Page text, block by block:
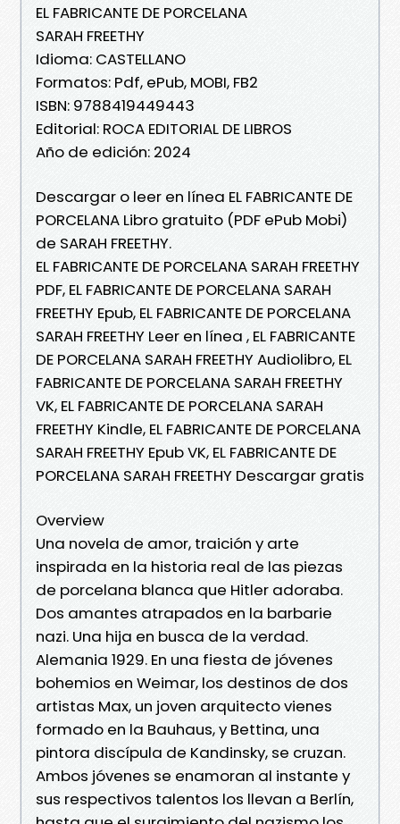
EL FABRICANTE DE PORCELANA
SARAH FREETHY
Idioma: CASTELLANO
Formatos: Pdf, ePub, MOBI, FB2
ISBN: 9788419449443
Editorial: ROCA EDITORIAL DE LIBROS
Año de edición: 2024
Descargar o leer en línea EL FABRICANTE DE
PORCELANA Libro gratuito (PDF ePub Mobi)
de SARAH FREETHY.
EL FABRICANTE DE PORCELANA SARAH FREETHY
PDF, EL FABRICANTE DE PORCELANA SARAH
FREETHY Epub, EL FABRICANTE DE PORCELANA
SARAH FREETHY Leer en línea , EL FABRICANTE
DE PORCELANA SARAH FREETHY Audiolibro, EL
FABRICANTE DE PORCELANA SARAH FREETHY
VK, EL FABRICANTE DE PORCELANA SARAH
FREETHY Kindle, EL FABRICANTE DE PORCELANA
SARAH FREETHY Epub VK, EL FABRICANTE DE
PORCELANA SARAH FREETHY Descargar gratis
Overview
Una novela de amor, traición y arte
inspirada en la historia real de las piezas
de porcelana blanca que Hitler adoraba.
Dos amantes atrapados en la barbarie
nazi. Una hija en busca de la verdad.
Alemania 1929. En una fiesta de jóvenes
bohemios en Weimar, los destinos de dos
artistas Max, un joven arquitecto vienes
formado en la Bauhaus, y Bettina, una
pintora discípula de Kandinsky, se cruzan.
Ambos jóvenes se enamoran al instante y
sus respectivos talentos los llevan a Berlín,